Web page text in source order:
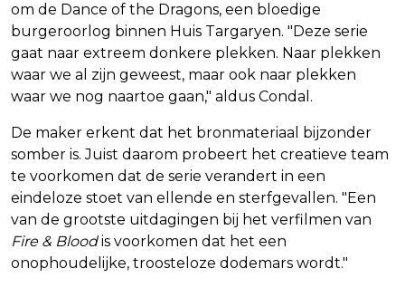
om de Dance of the Dragons, een bloedige
burgeroorlog binnen Huis Targaryen. "Deze serie
gaat naar extreem donkere plekken. Naar plekken
waar we al zijn geweest, maar ook naar plekken
waar we nog naartoe gaan," aldus Condal.
De maker erkent dat het bronmateriaal bijzonder
somber is. Juist daarom probeert het creatieve team
te voorkomen dat de serie verandert in een
eindeloze stoet van ellende en sterfgevallen. "Een
van de grootste uitdagingen bij het verfilmen van
Fire & Bloodis voorkomen dat het een
onophoudelijke, troosteloze dodemars wordt."